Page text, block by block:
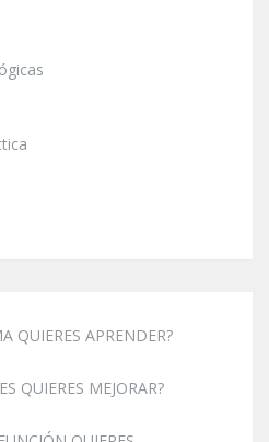
QUIERES APRENDER?
QUIERES MEJORAR?